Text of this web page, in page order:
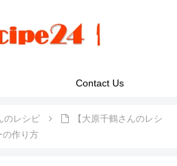
Contact Us
のレシピ
【大原千鶴さんのレシ
の作り方